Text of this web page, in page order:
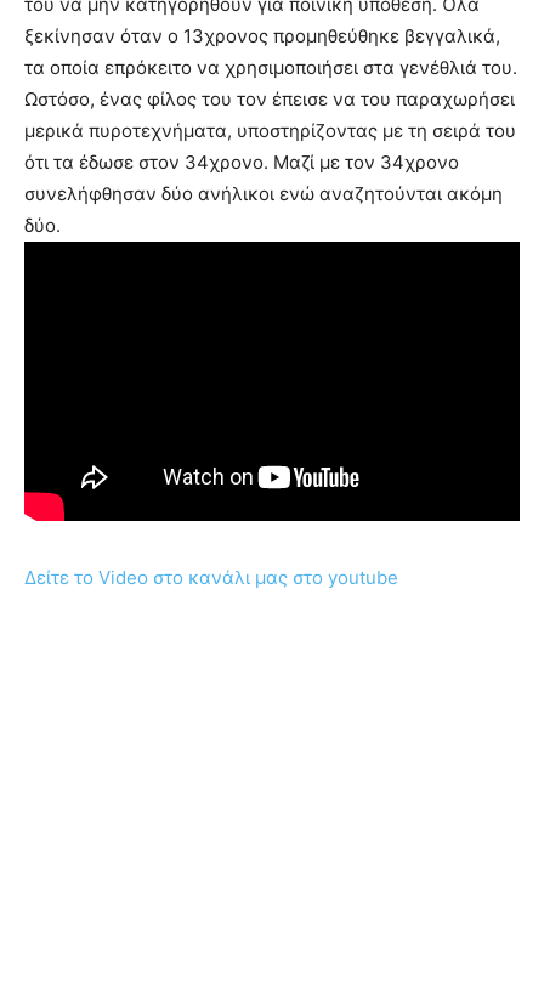
ξεκίνησαν όταν ο 13χρονος προμηθεύθηκε βεγγαλικά,
τα οποία επρόκειτο να χρησιμοποιήσει στα γενέθλιά του.
Ωστόσο, ένας φίλος του τον έπεισε να του παραχωρήσει
μερικά πυροτεχνήματα, υποστηρίζοντας με τη σειρά του
ότι τα έδωσε στον 34χρονο. Μαζί με τον 34χρονο
συνελήφθησαν δύο ανήλικοι ενώ αναζητούνται ακόμη
δύο.
Δείτε το Video στο κανάλι μας στο youtube